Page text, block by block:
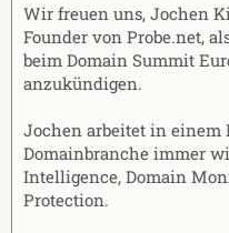
Wir freuen uns, Jochen
Founder von Probe.net,
beim Domain Summit
anzukündigen.
Jochen arbeitet in einem
Domainbranche immer
Intelligence, Domain
Protection.